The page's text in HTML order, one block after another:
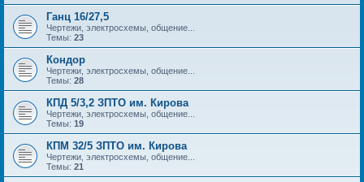
Ганц 16/27,5
Чертежи, электросхемы, общение...
Темы: 23
Кондор
Чертежи, электросхемы, общение...
Темы: 28
КПД 5/3,2 ЗПТО им. Кирова
Чертежи, электросхемы, общение...
Темы: 19
КПМ 32/5 ЗПТО им. Кирова
Чертежи, электросхемы, общение...
Темы: 21